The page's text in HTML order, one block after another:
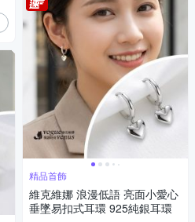
精品首飾
維克維娜 浪漫低語 亮面小愛心
垂墜易扣式耳環 925純銀耳環